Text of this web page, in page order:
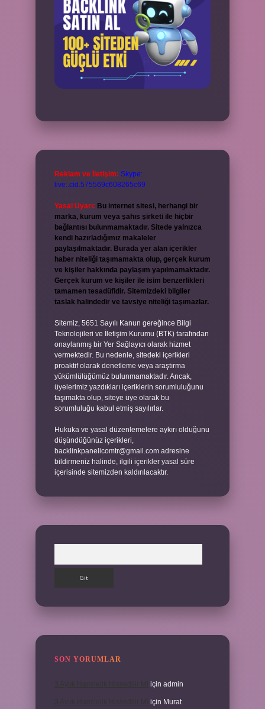
Reklam ve İletişim: Skype:
live:.cid.575569c608265c69
Yasal Uyarı: Bu internet sitesi, herhangi bir
marka, kurum veya şahıs şirketi ile hiçbir
bağlantısı bulunmamaktadır. Sitede yalnızca
kendi hazırladığımız makaleler
paylaşılmaktadır. Burada yer alan içerikler
haber niteliği taşımamakta olup, gerçek kurum
ve kişiler hakkında paylaşım yapılmamaktadır.
Gerçek kurum ve kişiler ile isim benzerlikleri
tamamen tesadüfidir. Sitemizdeki bilgiler
taslak halindedir ve tavsiye niteliği taşımazlar.
Sitemiz, 5651 Sayılı Kanun gereğince Bilgi
Teknolojileri ve İletişim Kurumu (BTK) tarafından
onaylanmış bir Yer Sağlayıcı olarak hizmet
vermektedir. Bu nedenle, sitedeki içerikleri
proaktif olarak denetleme veya araştırma
yükümlülüğümüz bulunmamaktadır. Ancak,
üyelerimiz yazdıkları içeriklerin sorumluluğunu
taşımakta olup, siteye üye olarak bu
sorumluluğu kabul etmiş sayılırlar.
Hukuka ve yasal düzenlemelere aykırı olduğunu
düşündüğünüz içerikleri,
backlinkpanelicomtr@gmail.com adresine
bildirmeniz halinde, ilgili içerikler yasal süre
içerisinde sitemizden kaldırılacaktır.
SON YORUMLAR
için admin
için Murat